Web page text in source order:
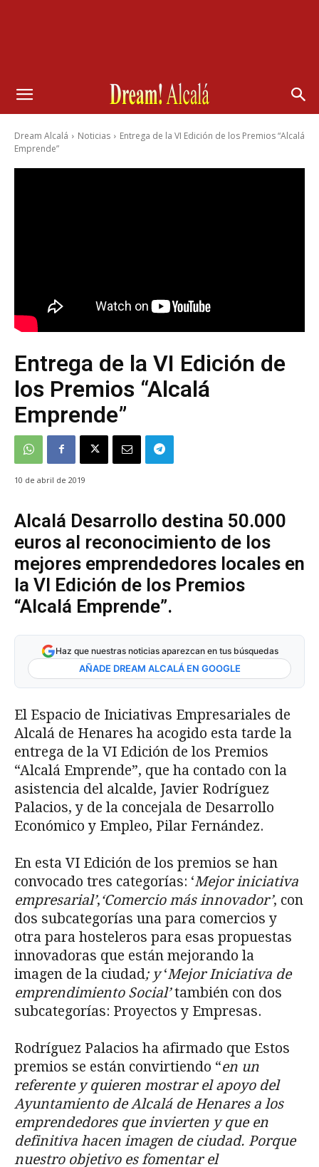
Dream Alcalá Noticias
Entrega de la VI Edición de los Premios “Alcalá
Emprende”
Entrega de la VI Edición de
los Premios “Alcalá
Emprende”
10 de abril de 2019
Alcalá Desarrollo destina 50.000
euros al reconocimiento de los
mejores emprendedores locales en
la VI Edición de los Premios
“Alcalá Emprende”.
Haz que nuestras noticias aparezcan en tus búsquedas
AÑADE DREAM ALCALÁ EN GOOGLE
El Espacio de Iniciativas Empresariales de
Alcalá de Henares ha acogido esta tarde la
entrega de la VI Edición de los Premios
“Alcalá Emprende”, que ha contado con la
asistencia del alcalde, Javier Rodríguez
Palacios, y de la concejala de Desarrollo
Económico y Empleo, Pilar Fernández.
En esta VI Edición de los premios se han
convocado tres categorías: ‘Mejor iniciativa
empresarial’,‘Comercio más innovador’, con
dos subcategorías una para comercios y
otra para hosteleros para esas propuestas
innovadoras que están mejorando la
imagen de la ciudad; y‘Mejor Iniciativa de
emprendimiento Social’también con dos
subcategorías: Proyectos y Empresas.
Rodríguez Palacios ha afirmado que Estos
premios se están convirtiendo “en un
referente y quieren mostrar el apoyo del
Ayuntamiento de Alcalá de Henares a los
emprendedores que invierten y que en
definitiva hacen imagen de ciudad. Porque
nuestro objetivo es fomentar el